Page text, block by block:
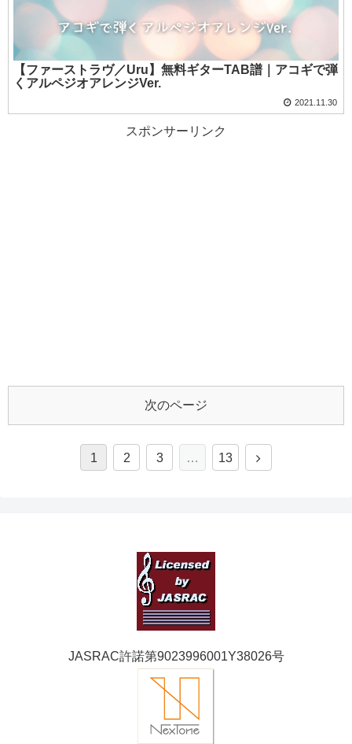
【ファーストラヴ／Uru】無料ギターTAB譜｜アコギで弾
くアルペジオアレンジVer.
2021.11.30
スポンサーリンク
次のページ
1 2 3 … 13
JASRAC許諾第9023996001Y38026号